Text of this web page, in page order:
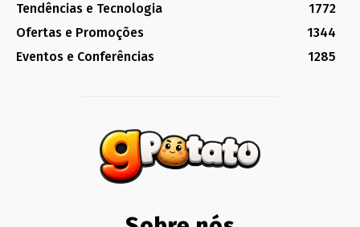
Tendências e Tecnologia
1772
Ofertas e Promoções
1344
Eventos e Conferências
1285